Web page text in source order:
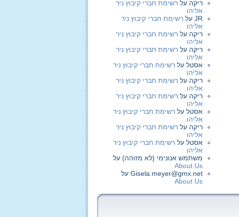
ריקה על רשימת חברי קיבוץ ניר
אליהו
JR על רשימת חברי קיבוץ ניר
אליהו
ריקה על רשימת חברי קיבוץ ניר
אליהו
ריקה על רשימת חברי קיבוץ ניר
אליהו
אסטל על רשימת חברי קיבוץ ניר
אליהו
ריקה על רשימת חברי קיבוץ ניר
אליהו
ריקה על רשימת חברי קיבוץ ניר
אליהו
אסטל על רשימת חברי קיבוץ ניר
אליהו
ריקה על רשימת חברי קיבוץ ניר
אליהו
אסטל על רשימת חברי קיבוץ ניר
אליהו
משתמש אנונימי (לא מזוהה) על
About Us
Gisela.meyer@gmx.net על
About Us